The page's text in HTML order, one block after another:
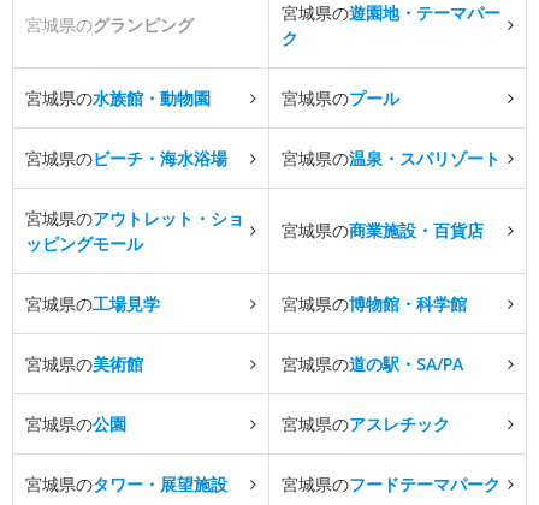
宮城県のグランピング
宮城県の遊園地・テーマパー
ク
宮城県の水族館・動物園 宮城県のプール
宮城県のビーチ・海水浴場 宮城県の温泉・スパリゾート
宮城県のアウトレット・ショ
ッピングモール
宮城県の商業施設・百貨店
宮城県の工場見学 宮城県の博物館・科学館
宮城県の美術館 宮城県の道の駅・SA/PA
宮城県の公園 宮城県のアスレチック
宮城県のタワー・展望施設 宮城県のフードテーマパーク